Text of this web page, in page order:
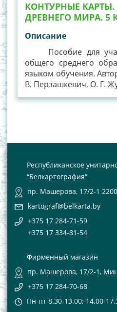
КОНТУРНЫЕ
ДРЕВНЕГО МИРА. 5
Описание
Пособие для
общего среднего
языком обучения.
В. Перзашкевич, О. Г.
Республиканское
“Белкартография”
пр. Машерова, 17/2-1
kartograf@belkarta.by
+375 17 284-71-59
+375 17 334-81-54
Фирменный магазин
пр. Машерова, 17/2-1,
+375 17 284-70-68
Пн-пт 8.30-13.00; 14.00-